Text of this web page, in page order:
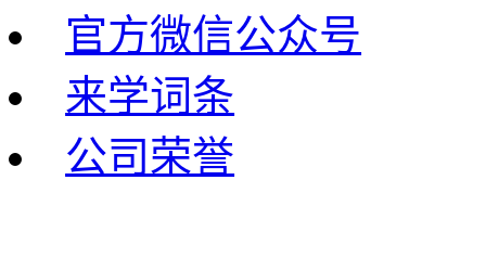
官方微信公众号
来学词条
公司荣誉